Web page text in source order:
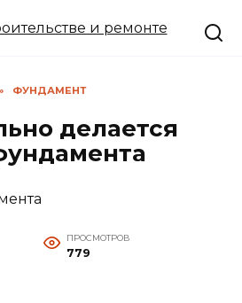
ФУНДАМЕНТ
делается
ПРОСМОТРОВ
779